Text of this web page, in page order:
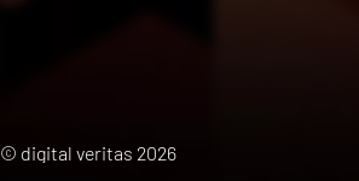
© digital veritas 2026